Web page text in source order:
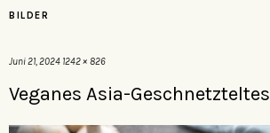
BILDER
Juni 21, 2024 1242 × 826
Veganes Asia-Geschnetzteltes